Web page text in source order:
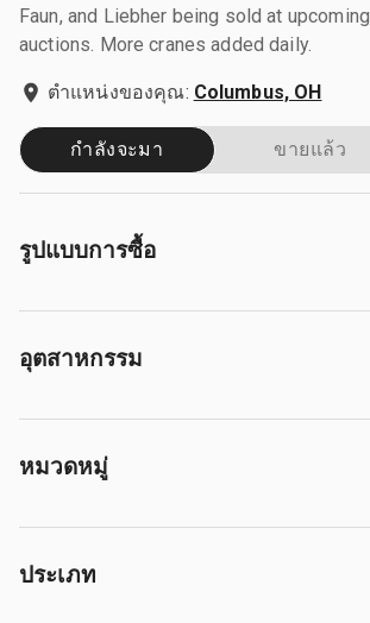
Faun, and Liebher being sold at upcoming
auctions. More cranes added daily.
ตำแหน่งของคุณ: Columbus, OH
กำลังจะมา ขายแล้ว
รูปแบบการซื้อ
อุตสาหกรรม
หมวดหมู่
ประเภท